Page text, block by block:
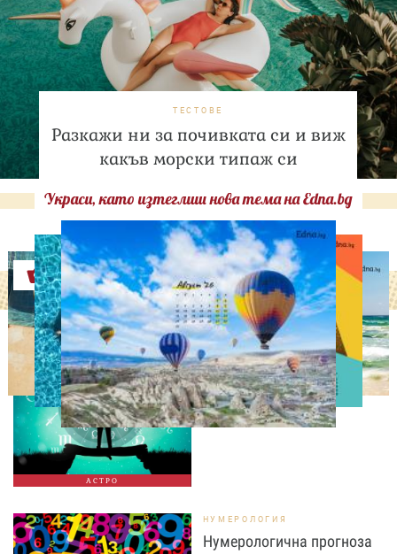
ТЕСТОВЕ
Разкажи ни за почивката си и виж
какъв морски типаж си
Украси, като изтеглиш нова тема на Edna.bg
Оферти
АСТРО
АСТРОЛОГИЯ
Дневен хороскоп за 5
август, сряда
НУМЕРОЛОГИЯ
Нумерологична прогноза